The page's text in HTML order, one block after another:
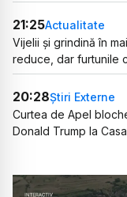
21:25Actualitate
Vijelii și grindină în
reduce, dar furtunile
20:28Știri Externe
Curtea de Apel
Donald Trump la